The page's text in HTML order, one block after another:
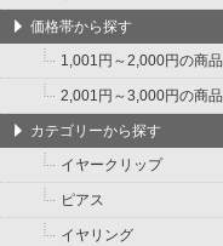
価格帯から探す
1,001円～2,000円の商品
2,001円～3,000円の商品
カテゴリーから探す
イヤークリップ
ピアス
イヤリング